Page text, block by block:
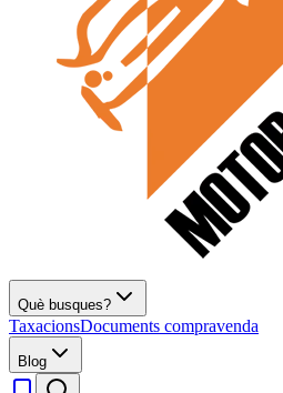
Què busques?
TaxacionsDocuments compravenda
Blog